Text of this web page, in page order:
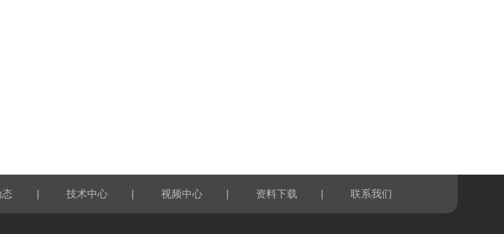
| 技术中心 | 视频中心 | 资料下载 | 联系我们